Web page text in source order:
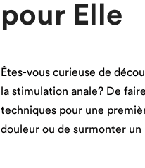
pour Elle
Êtes-vous curieuse de
la stimulation anale? De
techniques pour une
douleur ou de surmonter un